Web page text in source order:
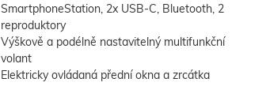
SmartphoneStation, 2x USB-C, Bluetooth, 2
reproduktory
Výškově a podélně nastavitelný multifunkční
volant
Elektricky ovládaná přední okna a zrcátka